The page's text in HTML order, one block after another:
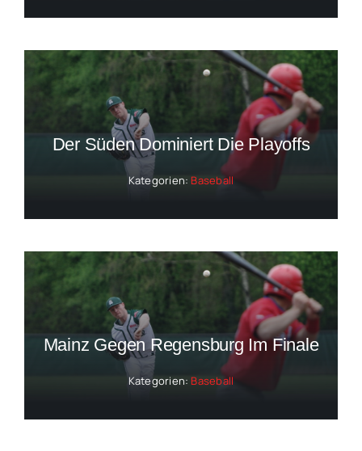
Der Süden Dominiert Die Playoffs
Kategorien:Baseball
Mainz Gegen Regensburg Im Finale
Kategorien:Baseball